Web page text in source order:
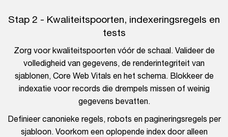
Stap 2 - Kwaliteitspoorten, indexeringsregels en
tests
Zorg voor kwaliteitspoorten vóór de schaal. Valideer de
volledigheid van gegevens, de renderintegriteit van
sjablonen, Core Web Vitals en het schema. Blokkeer de
indexatie voor records die drempels missen of weinig
gegevens bevatten.
Definieer canonieke regels, robots en pagineringsregels per
sjabloon. Voorkom een oplopende index door alleen